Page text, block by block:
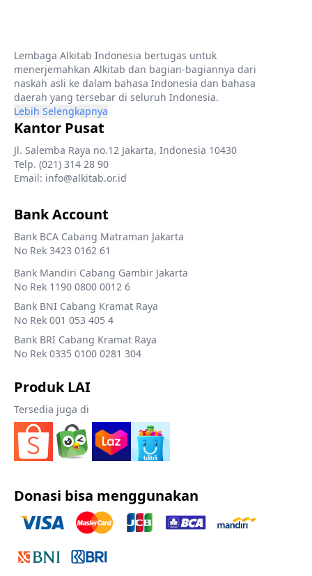
Lembaga Alkitab Indonesia bertugas untuk
menerjemahkan Alkitab dan bagian-bagiannya dari
naskah asli ke dalam bahasa Indonesia dan bahasa
daerah yang tersebar di seluruh Indonesia.
Lebih Selengkapnya
Kantor Pusat
Jl. Salemba Raya no.12 Jakarta, Indonesia 10430
Telp. (021) 314 28 90
Email: info@alkitab.or.id
Bank Account
Bank BCA Cabang Matraman Jakarta
No Rek 3423 0162 61
Bank Mandiri Cabang Gambir Jakarta
No Rek 1190 0800 0012 6
Bank BNI Cabang Kramat Raya
No Rek 001 053 405 4
Bank BRI Cabang Kramat Raya
No Rek 0335 0100 0281 304
Produk LAI
Tersedia juga di
Donasi bisa menggunakan